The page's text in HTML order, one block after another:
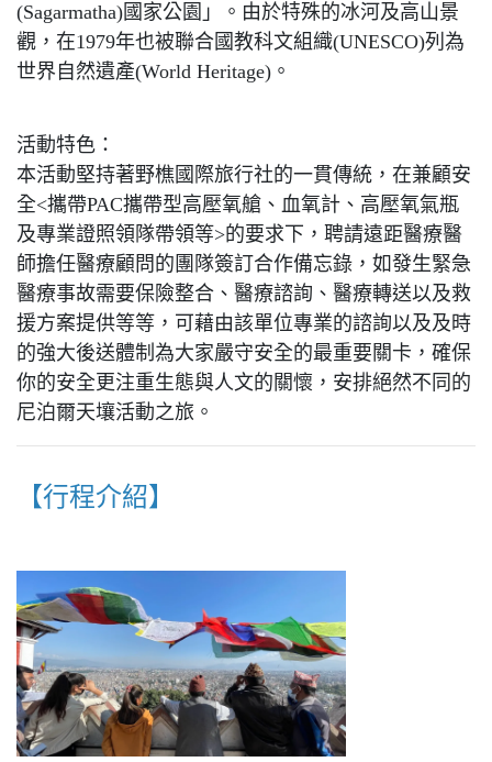
(Sagarmatha)國家公園」。由於特殊的冰河及高山景
觀，在1979年也被聯合國教科文組織(UNESCO)列為
世界自然遺產(World Heritage)。
活動特色：
本活動堅持著野樵國際旅行社的一貫傳統，在兼顧安
全<攜帶PAC攜帶型高壓氧艙、血氧計、高壓氧氣瓶
及專業證照領隊帶領等>的要求下，聘請遠距醫療醫
師擔任醫療顧問的團隊簽訂合作備忘錄，如發生緊急
醫療事故需要保險整合、醫療諮詢、醫療轉送以及救
援方案提供等等，可藉由該單位專業的諮詢以及及時
的強大後送體制為大家嚴守安全的最重要關卡，確保
你的安全更注重生態與人文的關懷，安排絕然不同的
尼泊爾天壤活動之旅。
【行程介紹】